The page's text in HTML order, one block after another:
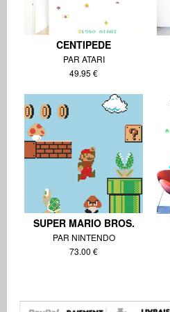
CENTIPEDE
PAR ATARI
49.95 €
SUPER MARIO BROS.
PAR NINTENDO
73.00 €